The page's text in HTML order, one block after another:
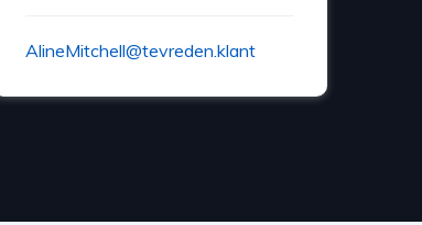
AlineMitchell@tevreden.klant